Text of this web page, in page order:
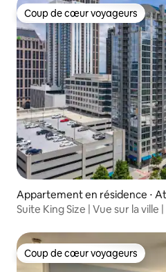
Coup de cœur voyageurs
Coup de cœur voyageurs
Appartement en résidence ⋅
Suite King Size | Vue sur la ville
Coup de cœur voyageurs
Coup de cœur voyageurs